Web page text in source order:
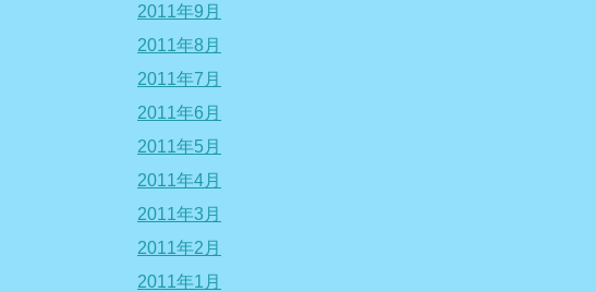
2011年9月
2011年8月
2011年7月
2011年6月
2011年5月
2011年4月
2011年3月
2011年2月
2011年1月